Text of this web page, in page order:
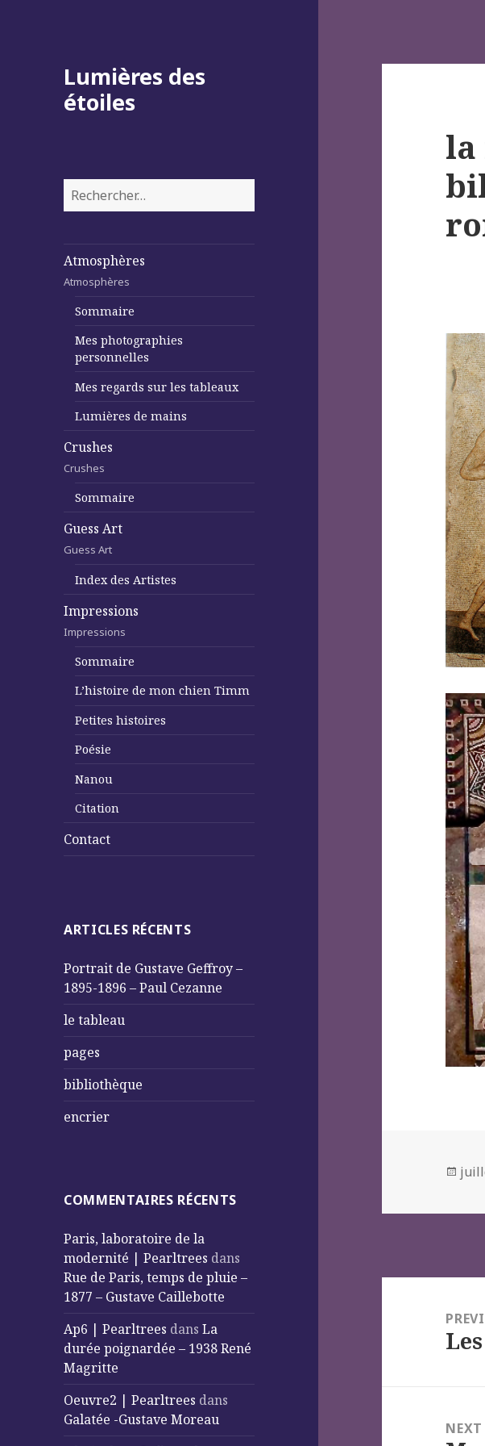
Lumières des
étoiles
Rechercher :
Atmosphères
Atmosphères
Sommaire
Mes photographies
personnelles
Mes regards sur les tableaux
Lumières de mains
Crushes
Crushes
Sommaire
Guess Art
Guess Art
Index des Artistes
Impressions
Impressions
Sommaire
L’histoire de mon chien Timm
Petites histoires
Poésie
Nanou
Citation
Contact
ARTICLES RÉCENTS
Portrait de Gustave Geffroy –
1895-1896 – Paul Cezanne
le tableau
pages
bibliothèque
encrier
COMMENTAIRES RÉCENTS
Paris, laboratoire de la
modernité | Pearltrees dans
Rue de Paris, temps de pluie –
1877 – Gustave Caillebotte
Ap6 | Pearltrees dansLa
durée poignardée – 1938 René
Magritte
Oeuvre2 | Pearltrees dans
Galatée -Gustave Moreau
la
l’article
NEXT